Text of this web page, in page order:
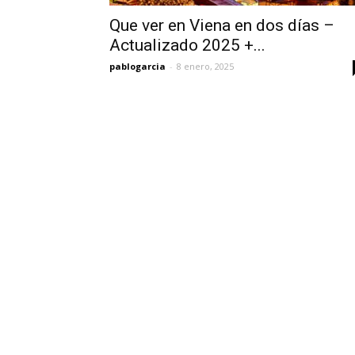
Que ver en Viena en dos días –
Actualizado 2025 +...
pablogarcia - 8 enero, 2025